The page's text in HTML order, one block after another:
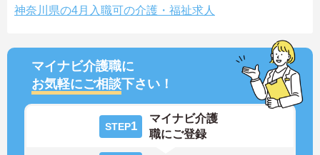
神奈川県の4月入職可の介護・福祉求人
マイナビ介護職に
お気軽にご相談下さい！
STEP1
マイナビ介護
職にご登録